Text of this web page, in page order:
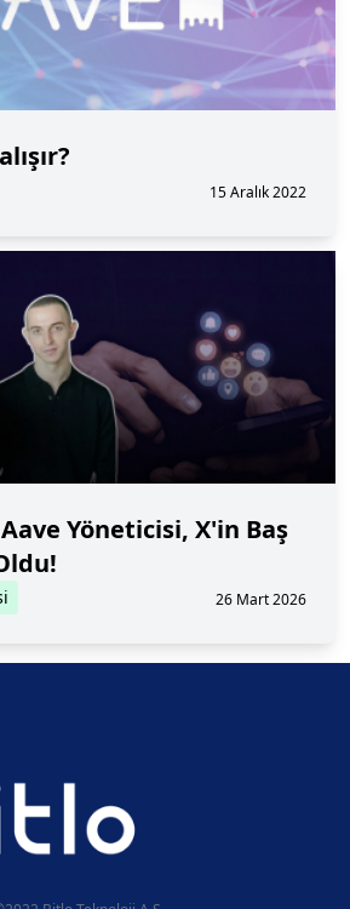
15 Aralık 2022
Yöneticisi, X'in Baş
26 Mart 2026